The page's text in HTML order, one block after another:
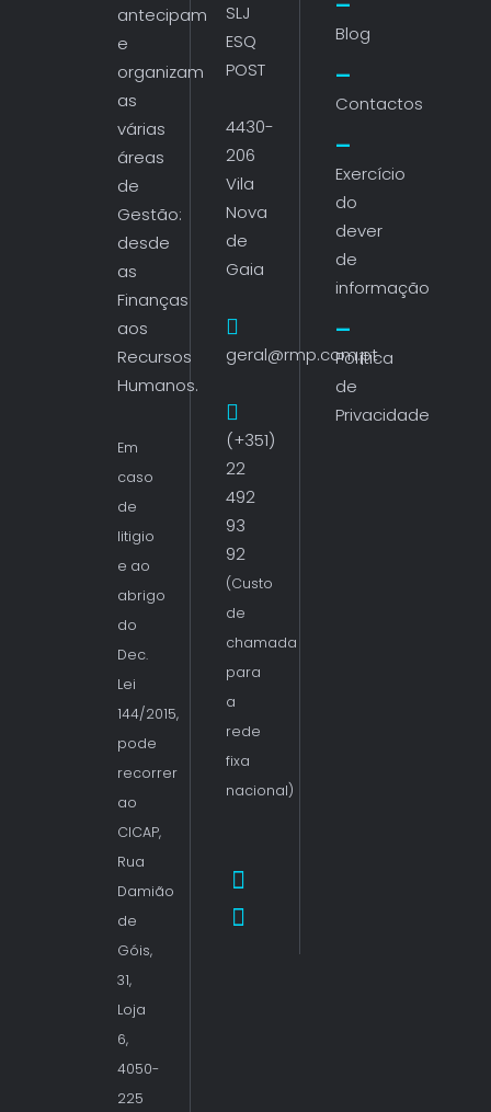
antecipam
e
organizam
as
várias
áreas
de
Gestão:
desde
as
Finanças
aos
Recursos
Humanos.
Em
caso
de
litigio
e ao
abrigo
do
Dec.
Lei
144/2015,
pode
recorrer
ao
CICAP,
Rua
Damião
de
Góis,
31,
Loja
6,
4050-
225
SLJ
ESQ
POST
4430-
206
Vila
Nova
de
Gaia
geral@rmp.com.pt
(+351)
22
492
93
92
(Custo
de
chamada
para
a
rede
fixa
nacional)
Blog
Contactos
Exercício
do
dever
de
informação
Política
de
Privacidade